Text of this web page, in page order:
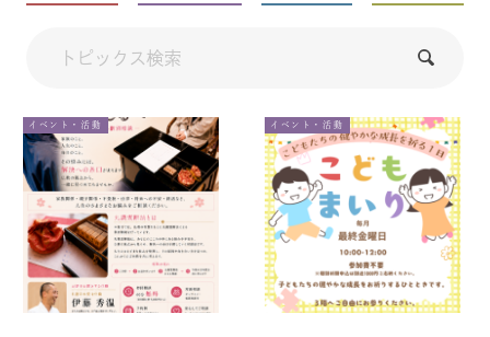
イベント・活動 イベント・活動